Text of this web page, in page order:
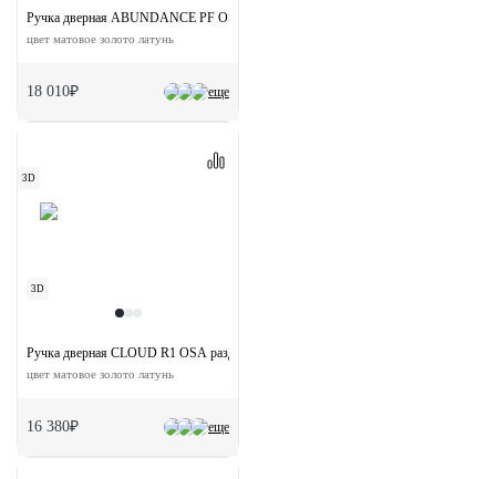
еще
Ручка дверная ABUNDANCE PF OSA раздельная на круглой розетке
цвет матовое золото латунь
18 010₽
3D
3D
еще
Ручка дверная CLOUD R1 OSA раздельная на круглой розетке
цвет матовое золото латунь
16 380₽